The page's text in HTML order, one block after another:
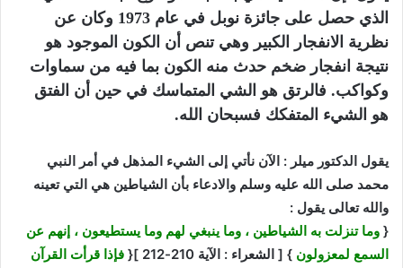
الذي حصل على جائزة نوبل في عام 1973 وكان عن
نظرية الانفجار الكبير وهي تنص أن الكون الموجود هو
نتيجة انفجار ضخم حدث منه الكون بما فيه من سماوات
وكواكب. فالرتق هو الشي المتماسك في حين أن الفتق
هو الشيء المتفكك فسبحان الله.
يقول الدكتور ميلر : الآن نأتي إلى الشيء المذهل في أمر النبي
محمد صلى الله عليه وسلم والادعاء بأن الشياطين هي التي تعينه
والله تعالى يقول :
{ وما تنزلت به الشياطين ، وما ينبغي لهم وما يستطيعون ، إنهم عن
السمع لمعزولون } [ الشعراء : الآية 210-212 ]{
فإذا قرأت القرآن